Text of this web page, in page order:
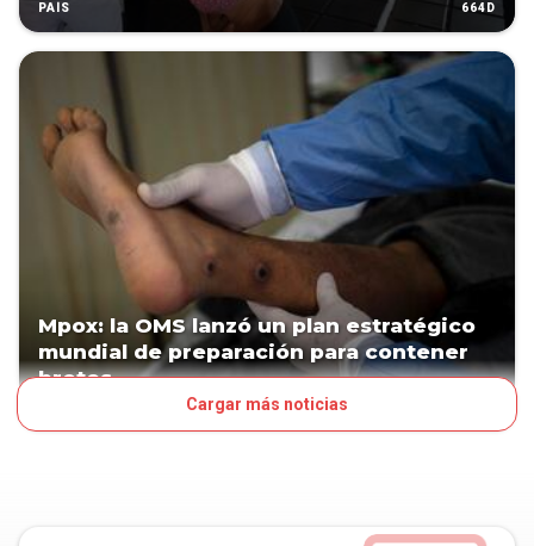
PAÍS 664D
Mpox: la OMS lanzó un plan estratégico
mundial de preparación para contener
brotes
Cargar más noticias